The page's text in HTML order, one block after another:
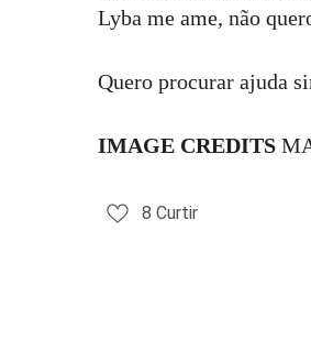
Lyba me ame, não
Quero procurar ajuda
IMAGE CREDITS
8 Curtir